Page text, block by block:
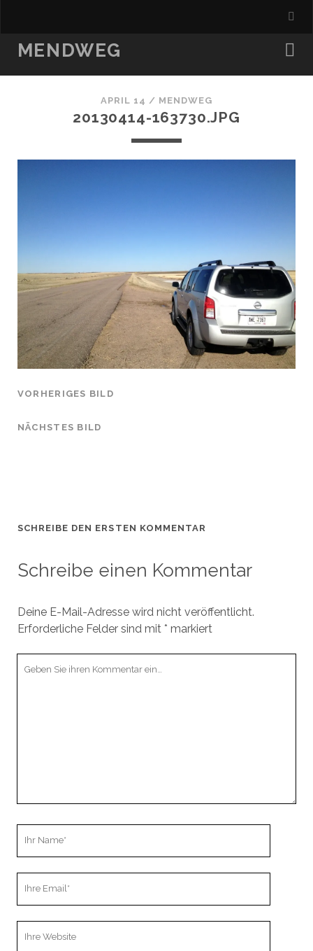
MENDWEG
APRIL 14 / MENDWEG
20130414-163730.JPG
VORHERIGES BILD
NÄCHSTES BILD
SCHREIBE DEN ERSTEN KOMMENTAR
Schreibe einen Kommentar
Deine E-Mail-Adresse wird nicht veröffentlicht.
Erforderliche Felder sind mit * markiert